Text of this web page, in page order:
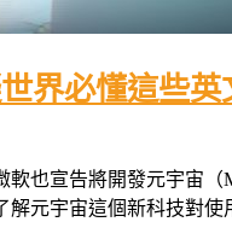
界必懂這些英
軟也宣告將開發元宇宙
元宇宙這個新科技對